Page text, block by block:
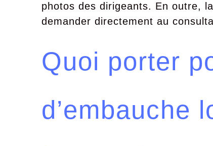
photos des dirigeants. En outre,
demander directement au
Quoi porter
d’embauche